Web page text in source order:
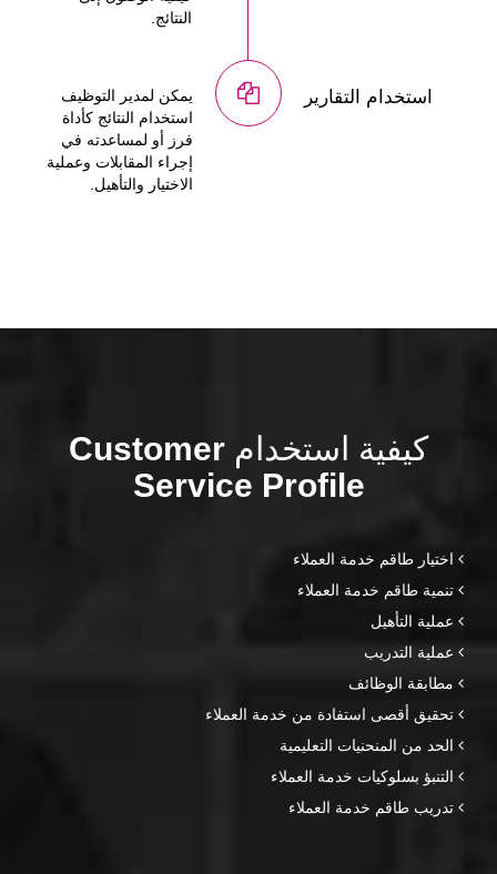
النتائج.
استخدام التقارير
يمكن لمدير التوظيف
استخدام النتائج كأداة
فرز أو لمساعدته في
إجراء المقابلات وعملية
الاختيار والتأهيل.
كيفية استخدام Customer
Service Profile
اختيار طاقم خدمة العملاء
تنمية طاقم خدمة العملاء
عملية التأهيل
عملية التدريب
مطابقة الوظائف
تحقيق أقصى استفادة من خدمة العملاء
الحد من المنحنيات التعليمية
التنبؤ بسلوكيات خدمة العملاء
تدريب طاقم خدمة العملاء